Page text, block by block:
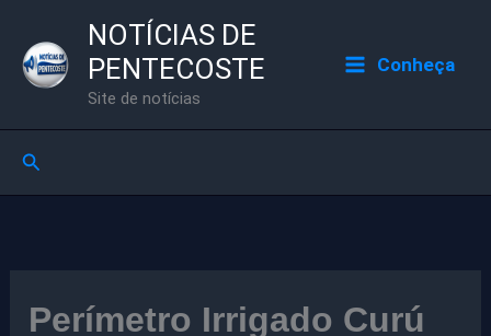
para
NOTÍCIAS DE
PENTECOSTE
Site de notícias
Conheça
Pesquisar
Perímetro Irrigado Curú